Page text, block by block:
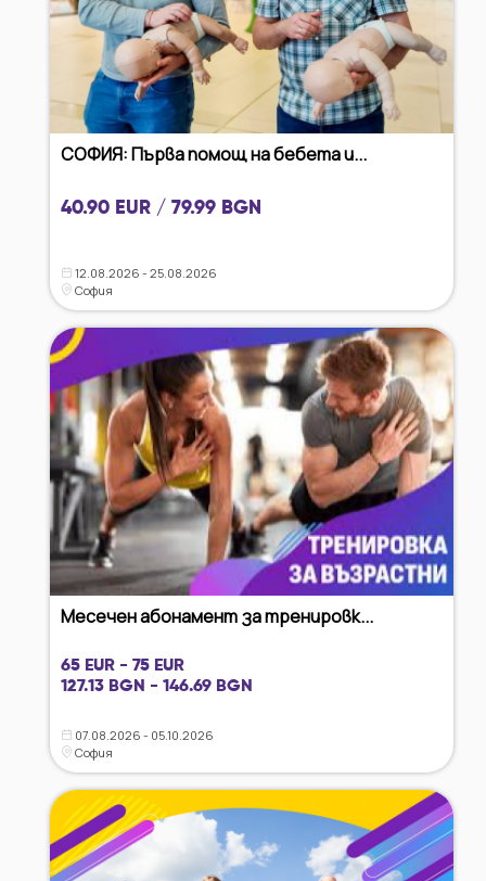
СОФИЯ: Първа помощ на бебета и...
40.90 EUR / 79.99 BGN
12.08.2026 - 25.08.2026
София
Месечен абонамент за тренировк...
65 EUR - 75 EUR
127.13 BGN - 146.69 BGN
07.08.2026 - 05.10.2026
София